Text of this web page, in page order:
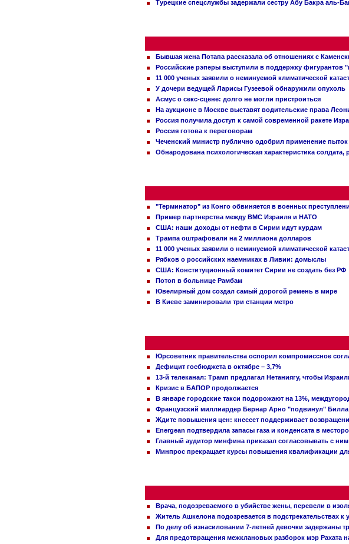
Турецкие спецслужбы задержали сестру Абу Бакра аль-
Бывшая жена Потапа рассказала об отношениях с
Российские рэперы выступили в поддержку фигурантов
11 000 ученых заявили о неминуемой климатической
У дочери ведущей Ларисы Гузеевой обнаружили опухоль
Асмус о секс-сцене: долго не могли пристроиться
На аукционе в Москве выставят водительские права
Россия получила доступ к самой современной ракете
Россия готова к переговорам
Чеченский министр публично одобрил применение
Обнародована психологическая характеристика
"Терминатор" из Конго обвиняется в военных
Пример партнерства между ВМС Израиля и НАТО
США: наши доходы от нефти в Сирии идут курдам
Трампа оштрафовали на 2 миллиона долларов
11 000 ученых заявили о неминуемой климатической
Рябков о российских наемниках в Ливии: домыслы
США: Конституционный комитет Сирии не создать без РФ
Потоп в больнице Рамбам
Ювелирный дом создал самый дорогой ремень в мире
В Киеве заминировали три станции метро
Юрсоветник правительства оспорил компромиссное
Дефицит госбюджета в октябре – 3,7%
13-й телеканал: Трамп предлагал Нетаниягу, чтобы
Кризис в БАПОР продолжается
В январе городские такси подорожают на 13%,
Французский миллиардер Бернар Арно "подвинул" Билла
Ждите повышения цен: кнессет поддерживает
Energean подтвердила запасы газа и конденсата в
Главный аудитор минфина приказал согласовывать с
Минпрос прекращает курсы повышения квалификации для
Врача, подозреваемого в убийстве жены, перевели в
Житель Ашкелона подозревается в подстрекательствах к
По делу об изнасиловании 7-летней девочки задержаны
Для предотвращения межклановых разборок мэр Рахата